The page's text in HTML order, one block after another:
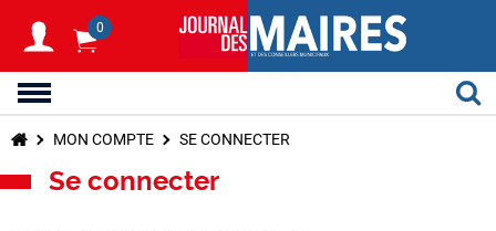
0
MON COMPTE SE CONNECTER
Se connecter